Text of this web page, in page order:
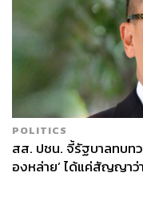
POLITICS
สส. ปชน. จี้รัฐบาลทบท
องหล่าย’ ได้แค่สัญญาว่